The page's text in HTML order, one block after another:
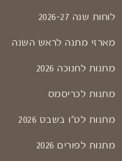
לוחות שנה 2026-27
מארזי מתנה לראש השנה
מתנות לחנוכה 2026
מתנות לכריסמס
מתנות לט"ו בשבט 2026
מתנות לפורים 2026